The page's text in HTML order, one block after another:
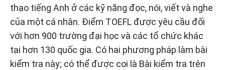
thạo tiếng Anh ở các kỹ năng đọc, nói, viết và nghe
của một cá nhân. Điểm TOEFL được yêu cầu đối
với hơn 900 trường đại học và các tổ chức khác
tại hơn 130 quốc gia. Có hai phương pháp làm bài
kiểm tra này; có thể được coi là Bài kiểm tra trên